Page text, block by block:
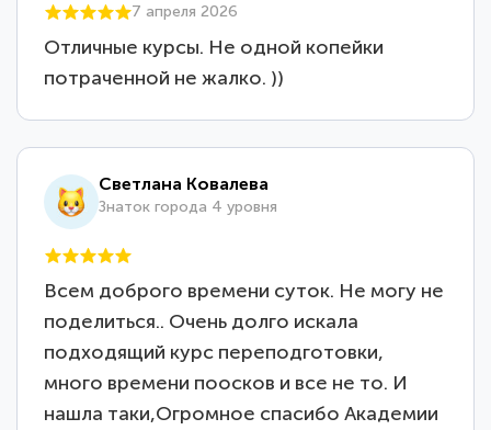
7 апреля 2026
Отличные курсы. Не одной копейки
потраченной не жалко. ))
Светлана Ковалева
Знаток города 4 уровня
Всем доброго времени суток. Не могу не
поделиться.. Очень долго искала
подходящий курс переподготовки,
много времени поосков и все не то. И
нашла таки,Огромное спасибо Академии